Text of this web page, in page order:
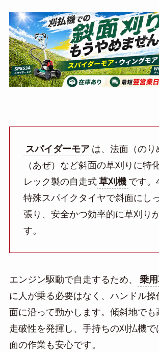
スパイダーモア は、法面（のり
（あぜ）など斜面の草刈りに特
レック製の自走式 草刈機 です。
特殊スパイクタイヤで斜面にし
張り、安全かつ効率的に草刈り
す。
エンジン駆動で自走するため、 乗
に人が乗る必要はなく、ハンドル操
面に沿って動かします。傾斜地でも
走破性を発揮し、手持ちの刈払機で
面の作業も安心です。